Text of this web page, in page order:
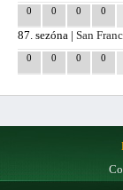
0 0 0 0
87. sezóna |San
0 0 0 0